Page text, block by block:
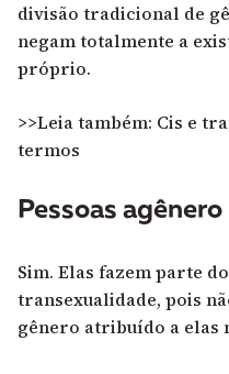
divisão tradicional de
negam totalmente a
próprio.
>>Leia também: Cis e
termos
Pessoas
Sim. Elas fazem parte
transexualidade, pois
gênero atribuído a elas